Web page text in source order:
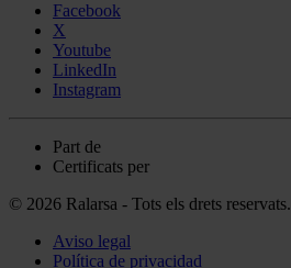
Facebook
X
Youtube
LinkedIn
Instagram
Part de
Certificats per
© 2026 Ralarsa - Tots els drets reservats.
Aviso legal
Política de privacidad